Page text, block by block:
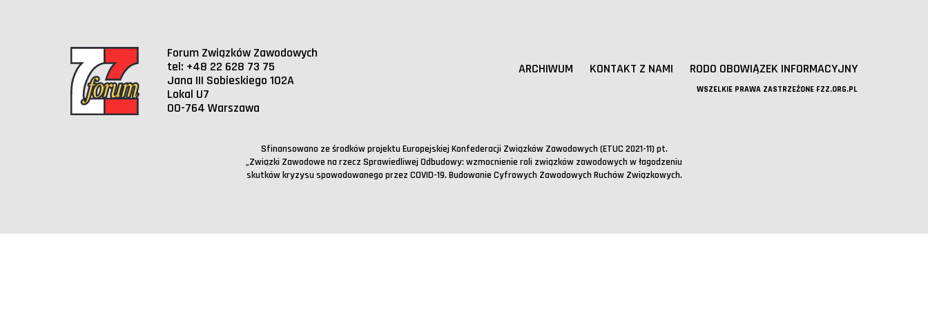
Zarządy wojewódzkie FZZ
Strefa Forumowicza
Statut FZZ
EKES
Forum Związków Zawodowych
tel: +48 22 628 73 75
Jana III Sobieskiego 102A
Lokal U7
00-764 Warszawa
ARCHIWUM KONTAKT Z NAMI RODO OBOWIĄZEK INFORMACYJNY
WSZELKIE PRAWA ZASTRZEŻONE FZZ.ORG.PL
Sfinansowano ze środków projektu Europejskiej Konfederacji Związków Zawodowych (ETUC 2021-11) pt.
„Związki Zawodowe na rzecz Sprawiedliwej Odbudowy: wzmocnienie roli związków zawodowych w łagodzeniu
skutków kryzysu spowodowanego przez COVID-19. Budowanie Cyfrowych Zawodowych Ruchów Związkowych.